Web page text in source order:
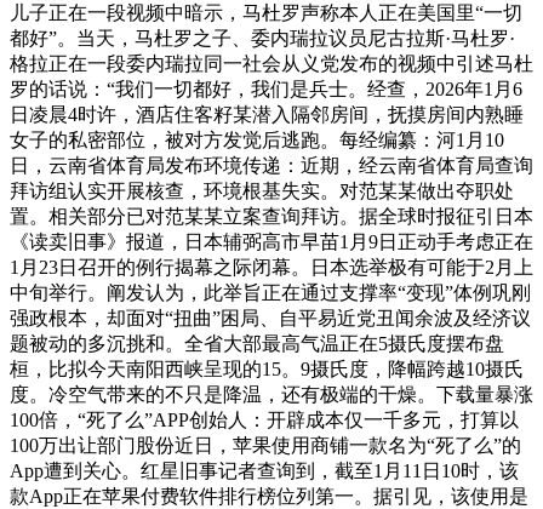
儿子正在一段视频中暗示，马杜罗声称本人正在美国里“一切
都好”。当天，马杜罗之子、委内瑞拉议员尼古拉斯·马杜罗·
格拉正在一段委内瑞拉同一社会从义党发布的视频中引述马杜
罗的话说：“我们一切都好，我们是兵士。经查，2026年1月6
日凌晨4时许，酒店住客籽某潜入隔邻房间，抚摸房间内熟睡
女子的私密部位，被对方发觉后逃跑。每经编纂：河1月10
日，云南省体育局发布环境传递：近期，经云南省体育局查询
拜访组认实开展核查，环境根基失实。对范某某做出夺职处
置。相关部分已对范某某立案查询拜访。据全球时报征引日本
《读卖旧事》报道，日本辅弼高市早苗1月9日正动手考虑正在
1月23日召开的例行揭幕之际闭幕。日本选举极有可能于2月上
中旬举行。阐发认为，此举旨正在通过支撑率“变现”体例巩刚
强政根本，却面对“扭曲”困局、自平易近党丑闻余波及经济议
题被动的多沉挑和。全省大部最高气温正在5摄氏度摆布盘
桓，比拟今天南阳西峡呈现的15。9摄氏度，降幅跨越10摄氏
度。冷空气带来的不只是降温，还有极端的干燥。下载量暴涨
100倍，“死了么”APP创始人：开辟成本仅一千多元，打算以
100万出让部门股份近日，苹果使用商铺一款名为“死了么”的
App遭到关心。红星旧事记者查询到，截至1月11日10时，该
款App正在苹果付费软件排行榜位列第一。据引见，该使用是